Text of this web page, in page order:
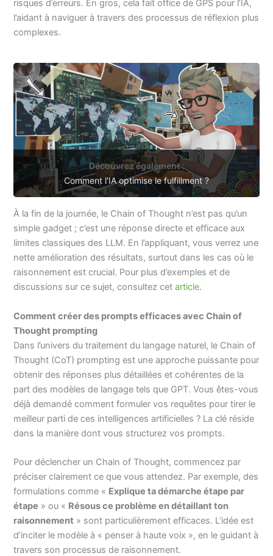
risques d’erreurs. En gros, cela fait office de GPS pour l’IA,
l’aidant à naviguer à travers des processus de réflexion plus
complexes.
Découvrez également :
Comment l'IA optimise le fulfillment ?
À la fin de la journée, le Chain of Thought n’est pas qu’un
simple gadget ; c’est une réponse directe et efficace aux
limites classiques des LLM. En l’appliquant, vous verrez une
nette amélioration des résultats, surtout dans les cas où le
raisonnement est crucial. Pour plus d’exemples et de
discussions sur ce sujet, consultez cetarticle.
Comment créer des prompts efficaces avec Chain of
Thought prompting
Dans l’univers du traitement du langage naturel, le Chain of
Thought (CoT) prompting est une approche puissante pour
obtenir des réponses plus détaillées et cohérentes de la
part des modèles de langage tels que GPT. Vous êtes-vous
déjà demandé comment formuler vos requêtes pour tirer le
meilleur parti de ces intelligences artificielles ? La clé réside
dans la manière dont vous structurez vos prompts.
Pour déclencher un Chain of Thought, commencez par
préciser clairement ce que vous attendez. Par exemple, des
formulations comme « Explique ta démarche étape par
étape » ou « Résous ce problème en détaillant ton
raisonnement » sont particulièrement efficaces. L’idée est
d’inciter le modèle à « penser à haute voix », en le guidant à
travers son processus de raisonnement.